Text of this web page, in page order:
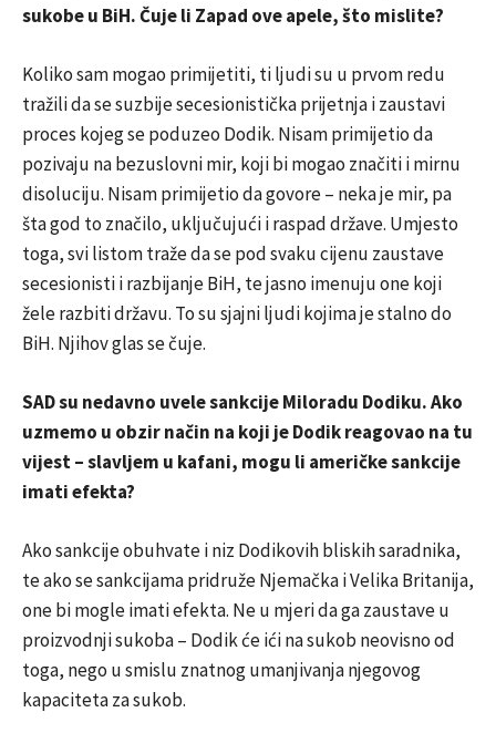
sukobe u BiH. Čuje li Zapad ove apele, što mislite?
Koliko sam mogao primijetiti, ti ljudi su u prvom redu
tražili da se suzbije secesionistička prijetnja i zaustavi
proces kojeg se poduzeo Dodik. Nisam primijetio da
pozivaju na bezuslovni mir, koji bi mogao značiti i mirnu
disoluciju. Nisam primijetio da govore – neka je mir, pa
šta god to značilo, uključujući i raspad države. Umjesto
toga, svi listom traže da se pod svaku cijenu zaustave
secesionisti i razbijanje BiH, te jasno imenuju one koji
žele razbiti državu. To su sjajni ljudi kojima je stalno do
BiH. Njihov glas se čuje.
SAD su nedavno uvele sankcije Miloradu Dodiku. Ako
uzmemo u obzir način na koji je Dodik reagovao na tu
vijest – slavljem u kafani, mogu li američke sankcije
imati efekta?
Ako sankcije obuhvate i niz Dodikovih bliskih saradnika,
te ako se sankcijama pridruže Njemačka i Velika Britanija,
one bi mogle imati efekta. Ne u mjeri da ga zaustave u
proizvodnji sukoba – Dodik će ići na sukob neovisno od
toga, nego u smislu znatnog umanjivanja njegovog
kapaciteta za sukob.